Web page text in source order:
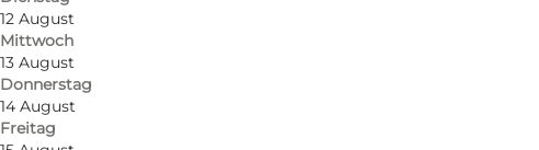
12 August
Mittwoch
13 August
Donnerstag
14 August
Freitag